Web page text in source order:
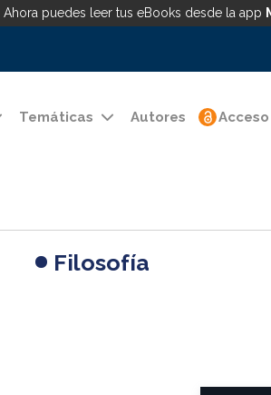
Ahora puedes leer tus eBooks desde la app
Temáticas Autores
Filosofía